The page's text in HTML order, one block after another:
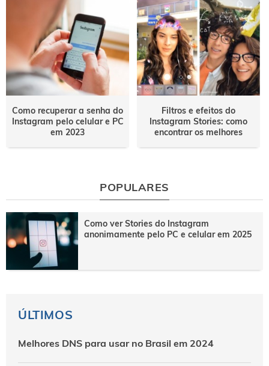
Como recuperar a senha do
Instagram pelo celular e PC
em 2023
Filtros e efeitos do
Instagram Stories: como
encontrar os melhores
POPULARES
Como ver Stories do Instagram
anonimamente pelo PC e celular em 2025
ÚLTIMOS
Melhores DNS para usar no Brasil em 2024